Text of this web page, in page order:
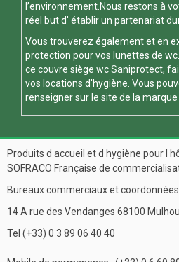
l’environnement.Nous restons à
réel but d' établir un partenariat
Vous trouverez également et en
protection pour vos lunettes de wc
ce couvre siège wcSaniprotect,
vos locations d'hygiène. Vous
renseigner sur le site de la marque
Produits d accueil et d hygiène pour l
SOFRACO Française de
Bureaux commerciaux et
14 A rue des Vendanges 68100
Tel (+33) 0 3 89 06 40 40